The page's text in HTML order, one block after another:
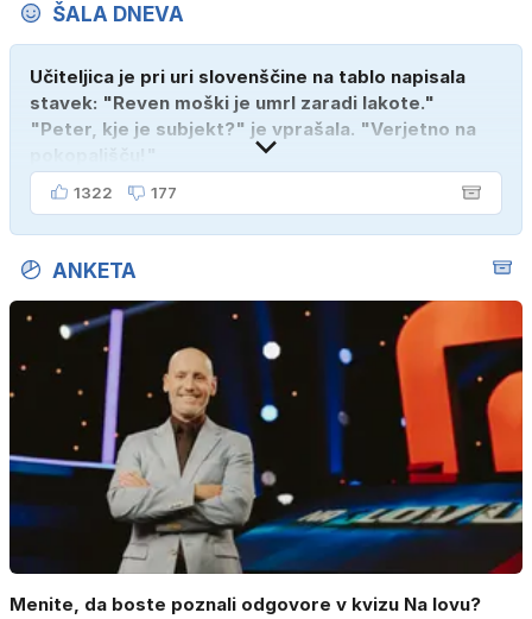
ŠALA DNEVA
Učiteljica je pri uri slovenščine na tablo napisala
stavek: "Reven moški je umrl zaradi lakote."
"Peter, kje je subjekt?" je vprašala. "Verjetno na
1322 177
ANKETA
Menite, da boste poznali odgovore v kvizu Na lovu?